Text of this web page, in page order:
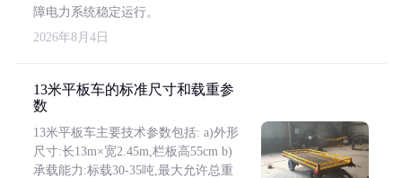
障电力系统稳定运行。
2026年8月4日
13米平板车的标准尺寸和载重参
数
13米平板车主要技术参数包括: a)外形
尺寸:长13m×宽2.45m,栏板高55cm b)
承载能力:标载30-35吨,最大允许总重